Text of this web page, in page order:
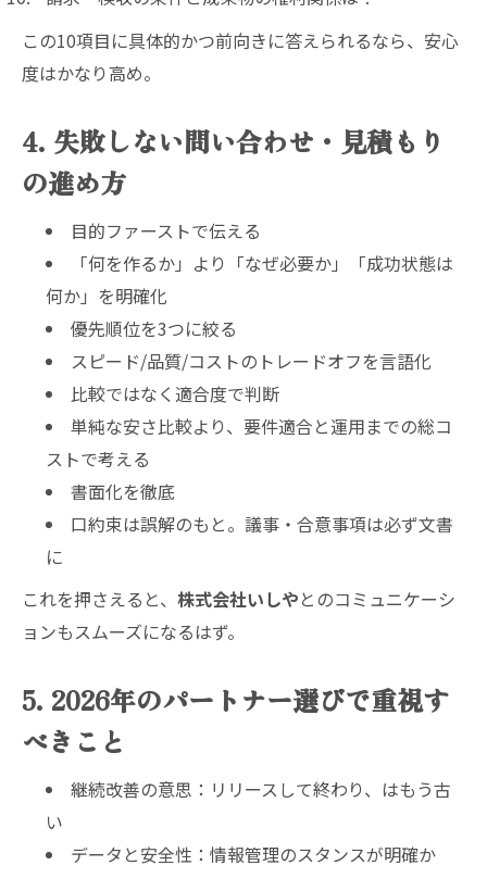
この10項目に具体的かつ前向きに答えられるなら、安心
度はかなり高め。
4. 失敗しない問い合わせ・見積もり
の進め方
目的ファーストで伝える
「何を作るか」より「なぜ必要か」「成功状態は
何か」を明確化
優先順位を3つに絞る
スピード/品質/コストのトレードオフを言語化
比較ではなく適合度で判断
単純な安さ比較より、要件適合と運用までの総コ
ストで考える
書面化を徹底
口約束は誤解のもと。議事・合意事項は必ず文書
に
これを押さえると、 株式会社いしやとのコミュニケーシ
ョンもスムーズになるはず。
5. 2026年のパートナー選びで重視す
べきこと
継続改善の意思：リリースして終わり、はもう古
い
データと安全性：情報管理のスタンスが明確か